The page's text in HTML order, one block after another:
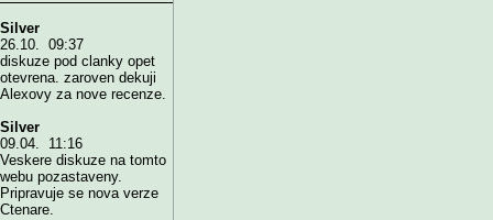
Silver
26.10. 09:37
diskuze pod clanky opet
otevrena. zaroven dekuji
Alexovy za nove recenze.
Silver
09.04. 11:16
Veskere diskuze na tomto
webu pozastaveny.
Pripravuje se nova verze
Ctenare.